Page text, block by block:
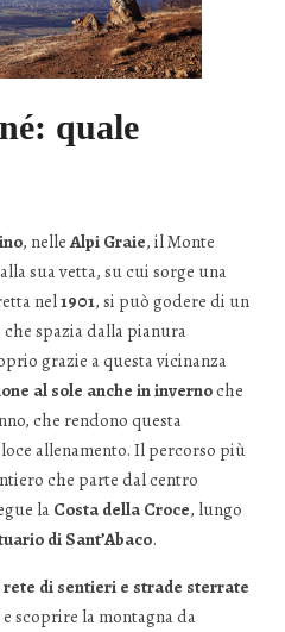
quale
, nelle Alpi Graie, il Monte
sua vetta, su cui sorge una
nel1901, si può godere di un
che spazia dalla pianura
grazie a questa vicinanza
al sole anche in invernoche
che rendono questa
allenamento. Il percorso più
che parte dal centro
la Costa della Croce, lungo
di Sant’Abaco.
di sentieri e strade sterrate
scoprire la montagna da